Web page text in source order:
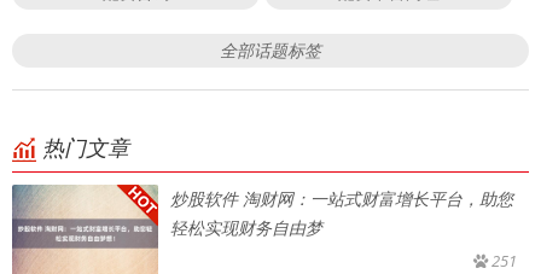
全部话题标签
热门文章
炒股软件 淘财网：一站式财富增长平台，助您
轻松实现财务自由梦
251